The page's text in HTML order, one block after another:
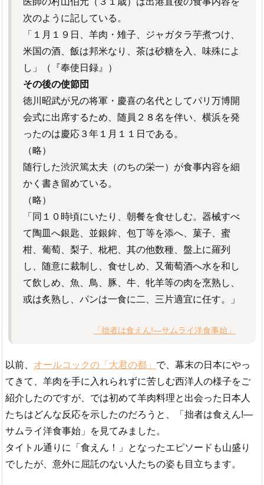
次のように記している。
「１月１９日、羊肉・雉子、ジャガタラ芋煮つけ、
米国の酒、飯は邦米なり、茶は砂糖を入、味殊によ
し」（『奉使日録』）
その後の使節団
徳川昭武が兄の将軍・慶喜の名代としてパリ万博開
会式に出席するため、随員２８名を伴い、横浜を発
ったのは慶応３年１月１１日である。
（略）
随行した渋沢篤太夫（のちの栄一）が食事内容を細
かく書き留めている。
（略）
「同１０時頃にいたり、朝餐を食せしむ。器械すべ
て陶皿へ銀匙、並銀鉾、包丁等を添へ、菓子、蜜
柑、葡萄、梨子、枇杷、其の他数種、盤上に羅列
し、随意に裁制し、食せしめ、又葡萄酒へ水を和し
て飲しめ、魚、鳥、豚、牛、牝羊等の肉を烹熟し、
或は炙熟し、パンは一食に二、三片適宜に任す。」
「拙者は食えん!―サムライ洋食事始」
以前、 オールコックの「大君の都」 で、幕末の日本にやっ
てきて、羊肉を手に入れられずに苦しむ西洋人の様子をご
紹介したのですが、では初めて羊肉料理と出会った日本人
たちはどんな反応を示したのだろうと、「拙者は食えん!―
サムライ洋食事始」を見てみました。
タイトル通りに「食えん！」となったエピソードも山盛り
でしたが、意外に屈託のない人たちの姿も目立ちます。